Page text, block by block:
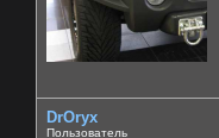
DrOryx
Пользователь